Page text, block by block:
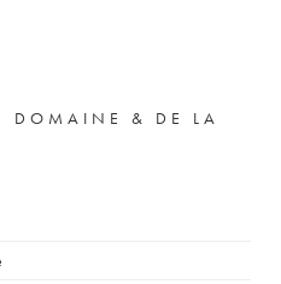
DOMAINE & DE LA